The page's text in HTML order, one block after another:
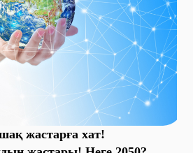
жастарға хат!